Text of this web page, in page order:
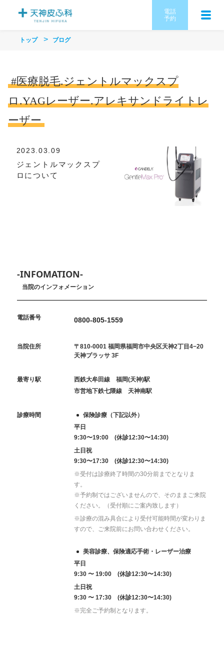
電話
予約
トップ ブログ
#医療脱毛.ジェントルマックスプ
ロ.YAGレーザー.アレキサンドライトレ
ーザー
2023.03.09
ジェントルマックスプ
ロについて
-INFOMATION-
当院のインフォメーション
電話番号 0800-805-1559
当院住所
〒810-0001 福岡県福岡市中央区天神2丁目4−20
天神プラッサ 3F
最寄り駅
西鉄大牟田線 福岡(天神)駅
市営地下鉄七隈線 天神南駅
診療時間
保険診療（下記以外）
平日
9:30〜19:00 (休診12:30〜14:30)
土日祝
9:30〜17:30 (休診12:30〜14:30)
※受付は診療終了時間の30分前までとなりま
す。
※予約制ではございませんので、そのままご来院
ください。（受付順にご案内致します）
※診療の混み具合により受付可能時間が変わりま
すので、ご来院前にお問い合わせください。
美容診療、保険適応手術・レーザー治療
平日
9:30 〜 19:00 (休診12:30〜14:30)
土日祝
9:30 〜 17:30 (休診12:30〜14:30)
※完全ご予約制となります。